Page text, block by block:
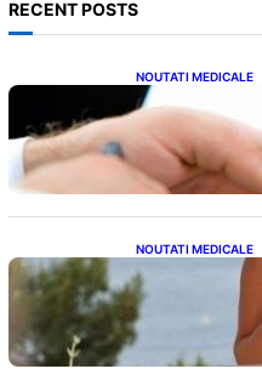
RECENT POSTS
NOUTATI MEDICALE
Acordul
Analiză
Condițiilor
NOUTATI MEDICALE
Nașterea
alegere plină
regală